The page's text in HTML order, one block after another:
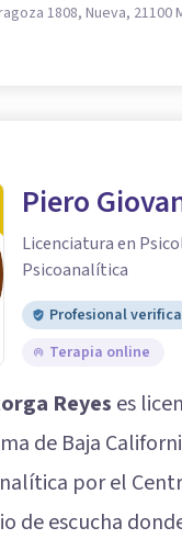
1808, Nueva, 21100
Piero
Licenciatura en
Psicoanalítica
Profesional
Terapia online
Reyes es
de Baja
por el
de escucha